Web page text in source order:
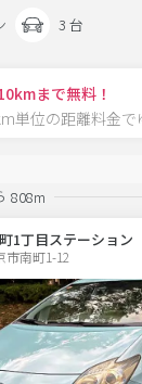
3 台
まで無料！
単位の距離料金で
808m
1丁目ステーション
市南町1-12